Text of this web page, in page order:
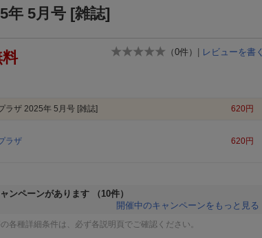
年 5月号 [雑誌]
（0件） | レビューを書く
ラザ 2025年 5月号 [雑誌] 620円
ラザ 620円
ンペーンがあります
（10件）
開催中のキャンペーンをもっと見る
各種詳細条件は、必ず各説明頁でご確認ください。